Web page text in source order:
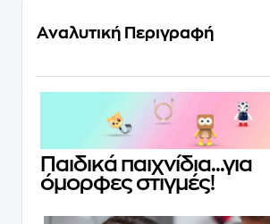
Αναλυτική Περιγραφή
Παιδικά παιχνίδια...για
όμορφες στιγμές!